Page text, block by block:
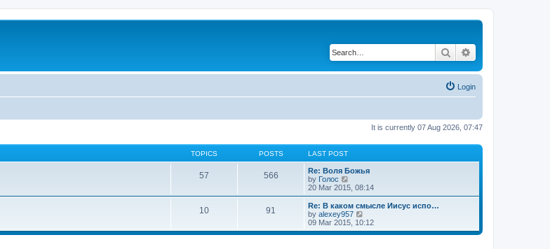
Search
Login
It is currently 07 Aug 2026, 07:47
TOPICS POSTS LAST POST
57 566
Re: Воля Божья
by Голос
i
e
w
t
h
e
l
20 Mar 2015, 08:14
10 91
Re: В каком смысле Иисус испо…
by alexey957
i
e
09 Mar 2015, 10:12